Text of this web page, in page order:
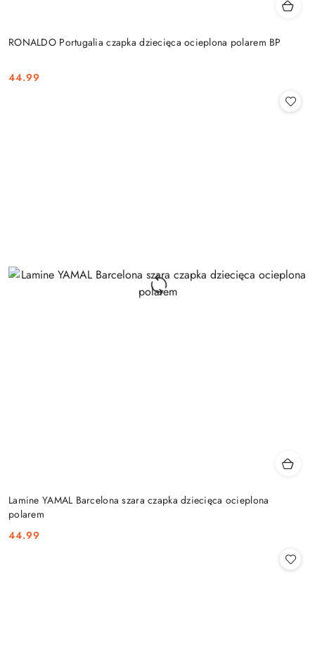
RONALDO Portugalia czapka dziecięca ocieplona polarem BP
Cena:
44.99
Lamine YAMAL Barcelona szara czapka dziecięca ocieplona
polarem
Cena:
44.99